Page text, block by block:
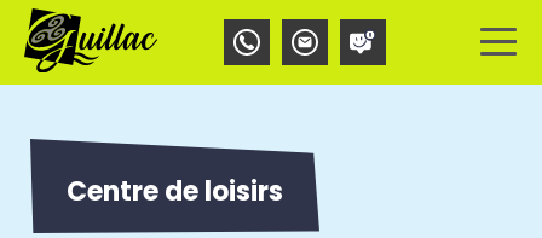
Aller
contenu
principal
Centre de loisirs
Panneau de gestion des cookies